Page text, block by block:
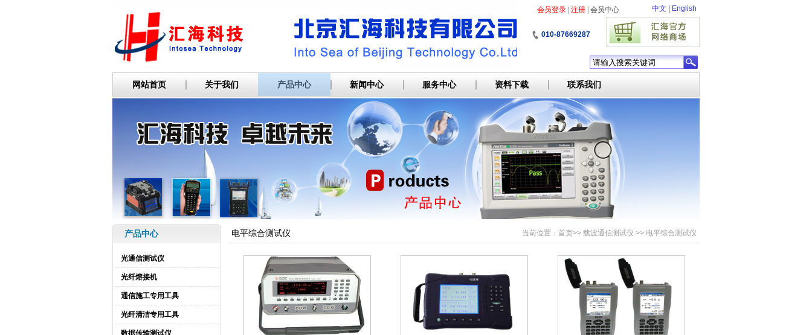
中文 English
010-87669287
网站首页 关于我们 产品中心 新闻中心 服务中心 资料下载 联系我们
产品中心
光通信测试仪
光纤熔接机
通信施工专用工具
光纤清洁专用工具
数据传输测试仪
当前位置： 首页>> 载波通信测试仪 >> 电平综合测试仪
电平综合测试仪